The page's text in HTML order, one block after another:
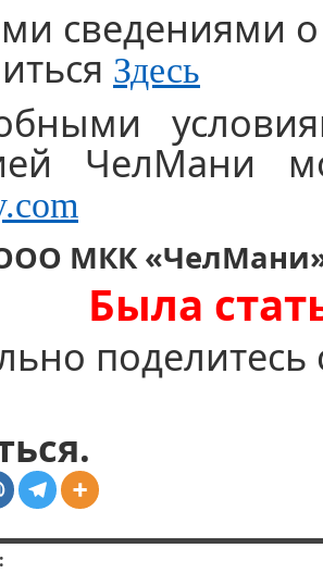
сведениями
Здесь
ЧелМани
МКК «ЧелМани»
Была